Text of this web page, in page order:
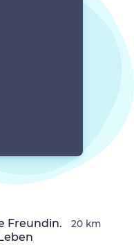
Freundin.
20 km